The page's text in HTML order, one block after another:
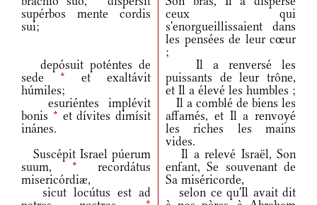
supérbos mente cordis
sui;
ceux qui
s'enorgueillissaient dans
les pensées de leur cœur
;
depósuit poténtes de
sede * et exaltávit
húmiles;
Il a renversé les
puissants de leur trône,
et Il a élevé les humbles ;
esuriéntes implévit
bonis * et dívites dimísit
inánes.
Il a comblé de biens les
affamés, et Il a renvoyé
les riches les mains
vides.
Suscépit Israel púerum
suum, * recordátus
misericórdiæ,
Il a relevé Israël, Son
enfant, Se souvenant de
Sa miséricorde,
sicut locútus est ad
selon ce qu'Il avait dit